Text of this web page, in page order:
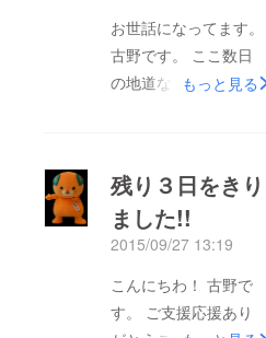
した。 現在も何から
何まで、ひとりでやる
ことの大変さを身を
ていただける方、企業
さんいましたら、ぜひ
ご連絡ください。笑
でも、今はこのプロ
ジェクトを始めて良
かったと心から思いま
お世話になってます。
古野です。 ここ数日
の地道な呼びかけとみ
いよいよ、クラウド
ファンディング終了ま
で残された時間は１日
と１４時間となりまし
た。まだまだ達成をあ
きらめておりません。
もっと見る
残り３日をきり
ました!!
2015/09/27 13:19
こんにちわ！ 古野で
す。 ご支援応援あり